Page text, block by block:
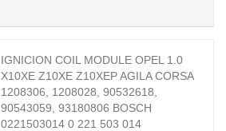
IGNICION COIL MODULE OPEL 1.0
X10XE Z10XE Z10XEP AGILA CORSA
1208306, 1208028, 90532618,
90543059, 93180806 BOSCH
0221503014 0 221 503 014